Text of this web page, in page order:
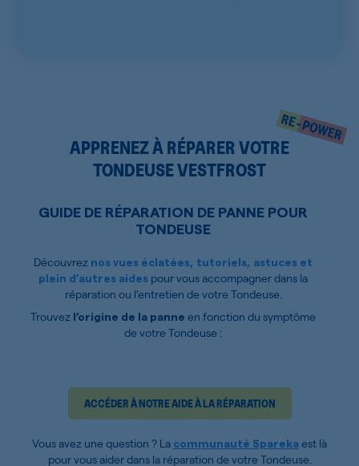
APPRENEZ À RÉPARER VOTRE
TONDEUSE VESTFROST
GUIDE DE RÉPARATION DE PANNE POUR
TONDEUSE
Découvrez nos vues éclatées, tutoriels, astuces et
plein d’autres aides pour vous accompagner dans la
réparation ou l’entretien de votre Tondeuse.
Trouvez l’origine de la panne en fonction du symptôme
de votre Tondeuse :
ACCÉDER À NOTRE AIDE À LA RÉPARATION
Vous avez une question ? La communauté Spareka est là
pour vous aider dans la réparation de votre Tondeuse.